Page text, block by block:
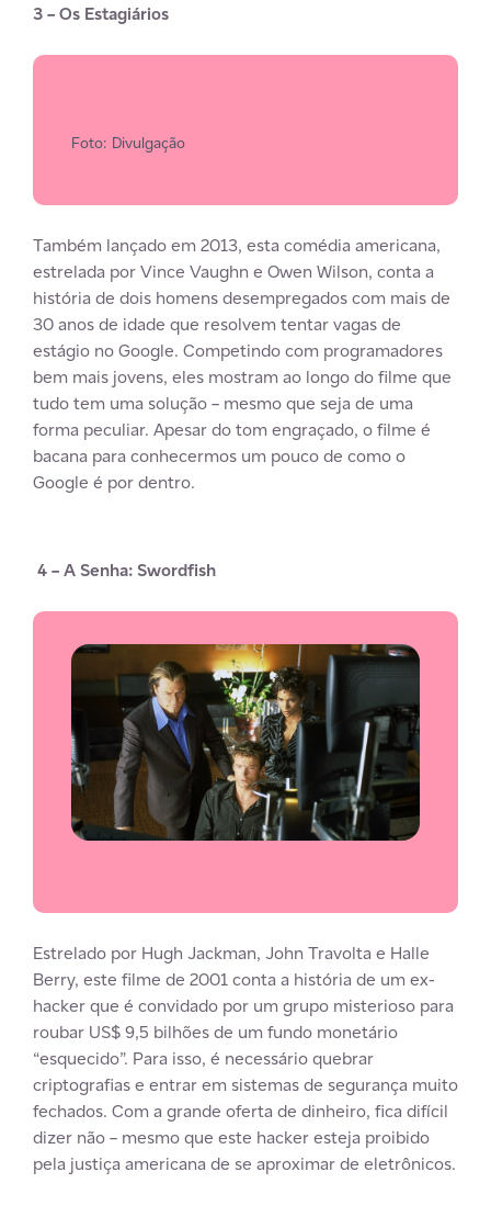
3 – Os Estagiários
Foto: Divulgação
Também lançado em 2013, esta comédia americana,
estrelada por Vince Vaughn e Owen Wilson, conta a
história de dois homens desempregados com mais de
30 anos de idade que resolvem tentar vagas de
estágio no Google. Competindo com programadores
bem mais jovens, eles mostram ao longo do filme que
tudo tem uma solução – mesmo que seja de uma
forma peculiar. Apesar do tom engraçado, o filme é
bacana para conhecermos um pouco de como o
Google é por dentro.
4 – A Senha: Swordfish
Estrelado por Hugh Jackman, John Travolta e Halle
Berry, este filme de 2001 conta a história de um ex-
hacker que é convidado por um grupo misterioso para
roubar US$ 9,5 bilhões de um fundo monetário
“esquecido”. Para isso, é necessário quebrar
criptografias e entrar em sistemas de segurança muito
fechados. Com a grande oferta de dinheiro, fica difícil
dizer não – mesmo que este hacker esteja proibido
pela justiça americana de se aproximar de eletrônicos.